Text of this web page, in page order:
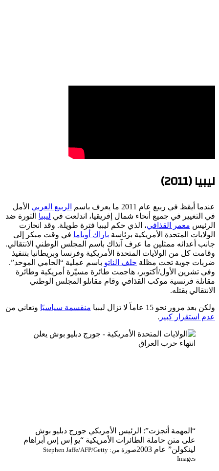
ليبيا (2011)
عندما أيقظ في ربيع عام 2011 ما يعرف باسم الربيع العربي الأمل
في التغيير في جميع أنحاء شمال إفريقيا، اندلعت في ليبيا الثورة ضد
الرئيس معمر القذافي، الذي حكم ليبيا فترة طويلة. وقد انحازت
الولايات المتحدة الأمريكية برئاسة باراك أوباما في وقت مبكر إلى
جانب أعدائه ممثلين ما عرف آنذاك باسم المجلس الوطني الانتقالي.
وقامت كل من الولايات المتحدة الأمريكية وفرنسا وبريطانيا بتنفيذ
ضربات جوية تحت مظلة حلف الناتو باسم عملية “الحامي الموحد”.
وفي تشرين الأول/أكتوبر، هاجمت طائرة مسيّرة أمريكية وطائرة
مقاتلة فرنسية موكب القذافي وقام مقاتلو المجلس الوطني
الانتقالي بقتله.
ولكن بعد مرور نحو 15 عاماً لا تزال ليبيا منقسمة سياسيًا وتعاني من
عدم استقرار كبير .
“المهمة أنجزت”: الرئيس الأمريكي جورج دبليو بوش
على متن حاملة الطائرات الأمريكية “يو إس إس أبراهام
لينكولن” عام 2003
صورة من: Stephen Jaffe/AFP/Getty
Images